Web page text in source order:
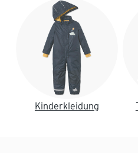
Kinderkleidung